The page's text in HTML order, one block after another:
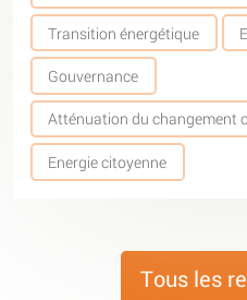
Transition énergétique
Gouvernance
Atténuation du changement
Energie citoyenne
Tous les